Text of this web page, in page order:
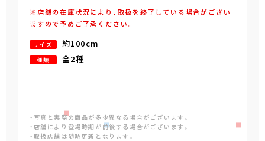
※店舗の在庫状況により、取扱を終了している場合がござい
ますので予めご了承ください。
サイズ 約100cm
種類 全2種
・写真と実際の商品が多少異なる場合がございます。
・店舗により登場時期が前後する場合がございます。
・取扱店舗は随時更新となります。